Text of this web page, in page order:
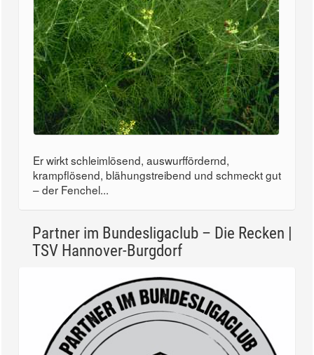
Er wirkt schleimlösend, auswurffördernd,
krampflösend, blähungstreibend und schmeckt gut
– der Fenchel...
Partner im Bundesligaclub – Die Recken |
TSV Hannover-Burgdorf